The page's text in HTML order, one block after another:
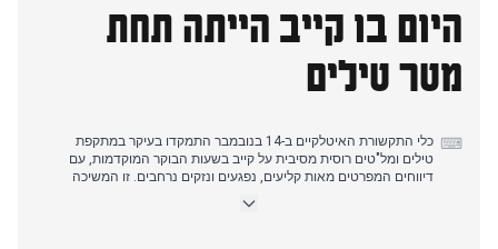
פטריוט אוקראיני לכאורה בשגרירות אזרבייג'ן בקייב.
היום בו קייב הייתה תחת
מטר טילים
⌨
כלי התקשורת האיטלקיים ב-14 בנובמבר התמקדו בעיקר במתקפת
טילים ומל"טים רוסית מסיבית על קייב בשעות הבוקר המוקדמות, עם
דיווחים המפרטים מאות קליעים, נפגעים ונזקים נרחבים. זו המשיכה
כלי תקשורת הדגישו את היקף ההרס.